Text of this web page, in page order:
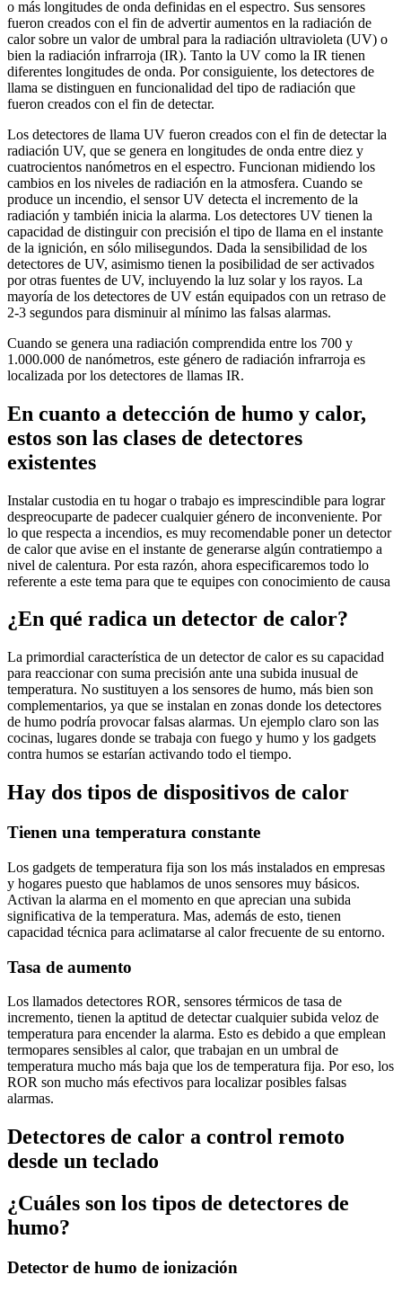
o más longitudes de onda definidas en el espectro. Sus sensores
fueron creados con el fin de advertir aumentos en la radiación de
calor sobre un valor de umbral para la radiación ultravioleta (UV) o
bien la radiación infrarroja (IR). Tanto la UV como la IR tienen
diferentes longitudes de onda. Por consiguiente, los detectores de
llama se distinguen en funcionalidad del tipo de radiación que
fueron creados con el fin de detectar.
Los detectores de llama UV fueron creados con el fin de detectar la
radiación UV, que se genera en longitudes de onda entre diez y
cuatrocientos nanómetros en el espectro. Funcionan midiendo los
cambios en los niveles de radiación en la atmosfera. Cuando se
produce un incendio, el sensor UV detecta el incremento de la
radiación y también inicia la alarma. Los detectores UV tienen la
capacidad de distinguir con precisión el tipo de llama en el instante
de la ignición, en sólo milisegundos. Dada la sensibilidad de los
detectores de UV, asimismo tienen la posibilidad de ser activados
por otras fuentes de UV, incluyendo la luz solar y los rayos. La
mayoría de los detectores de UV están equipados con un retraso de
2-3 segundos para disminuir al mínimo las falsas alarmas.
Cuando se genera una radiación comprendida entre los 700 y
1.000.000 de nanómetros, este género de radiación infrarroja es
localizada por los detectores de llamas IR.
En cuanto a detección de humo y calor,
estos son las clases de detectores
existentes
Instalar custodia en tu hogar o trabajo es imprescindible para lograr
despreocuparte de padecer cualquier género de inconveniente. Por
lo que respecta a incendios, es muy recomendable poner un detector
de calor que avise en el instante de generarse algún contratiempo a
nivel de calentura. Por esta razón, ahora especificaremos todo lo
referente a este tema para que te equipes con conocimiento de causa
¿En qué radica un detector de calor?
La primordial característica de un detector de calor es su capacidad
para reaccionar con suma precisión ante una subida inusual de
temperatura. No sustituyen a los sensores de humo, más bien son
complementarios, ya que se instalan en zonas donde los detectores
de humo podría provocar falsas alarmas. Un ejemplo claro son las
cocinas, lugares donde se trabaja con fuego y humo y los gadgets
contra humos se estarían activando todo el tiempo.
Hay dos tipos de dispositivos de calor
Tienen una temperatura constante
Los gadgets de temperatura fija son los más instalados en empresas
y hogares puesto que hablamos de unos sensores muy básicos.
Activan la alarma en el momento en que aprecian una subida
significativa de la temperatura. Mas, además de esto, tienen
capacidad técnica para aclimatarse al calor frecuente de su entorno.
Tasa de aumento
Los llamados detectores ROR, sensores térmicos de tasa de
incremento, tienen la aptitud de detectar cualquier subida veloz de
temperatura para encender la alarma. Esto es debido a que emplean
termopares sensibles al calor, que trabajan en un umbral de
temperatura mucho más baja que los de temperatura fija. Por eso, los
ROR son mucho más efectivos para localizar posibles falsas
alarmas.
Detectores de calor a control remoto
desde un teclado
¿Cuáles son los tipos de detectores de
humo?
Detector de humo de ionización